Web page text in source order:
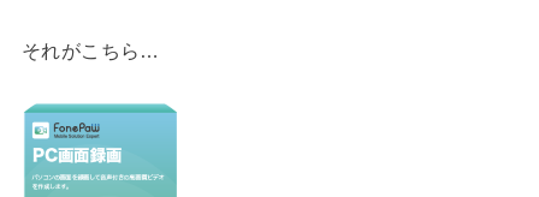
それがこちら…